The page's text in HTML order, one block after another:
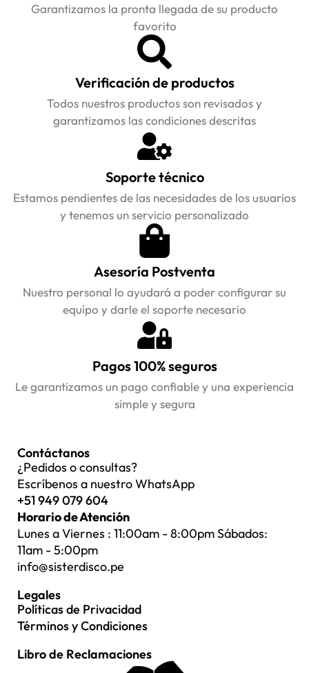
Garantizamos la pronta llegada de su producto
favorito
Verificación de productos
Todos nuestros productos son revisados y
garantizamos las condiciones descritas
Soporte técnico
Estamos pendientes de las necesidades de los usuarios
y tenemos un servicio personalizado
Asesoría Postventa
Nuestro personal lo ayudará a poder configurar su
equípo y darle el soporte necesario
Pagos 100% seguros
Le garantizamos un pago confiable y una experiencia
simple y segura
Contáctanos
¿Pedidos o consultas?
Escríbenos a nuestro WhatsApp
+51 949 079 604
Horario de Atención
Lunes a Viernes : 11:00am - 8:00pm Sábados:
11am - 5:00pm
info@sisterdisco.pe
Legales
Políticas de Privacidad
Términos y Condiciones
Libro de Reclamaciones